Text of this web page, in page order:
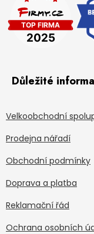
Důležité
Velkoobchodní
Prodejna nářadí
Obchodní podmínky
Doprava a platba
Reklamační řád
Ochrana osobních